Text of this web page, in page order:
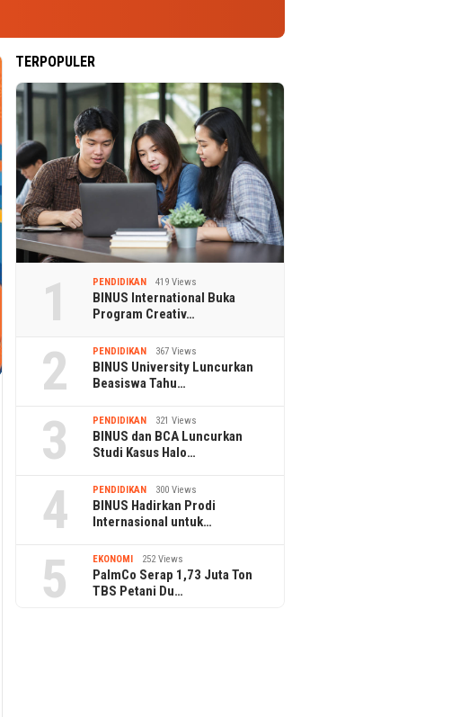
TERPOPULER
1 PENDIDIKAN 419 Views
BINUS International Buka
Program Creativ…
2 PENDIDIKAN 367 Views
BINUS University Luncurkan
Beasiswa Tahu…
3 PENDIDIKAN 321 Views
BINUS dan BCA Luncurkan
Studi Kasus Halo…
4 PENDIDIKAN 300 Views
BINUS Hadirkan Prodi
Internasional untuk…
5 EKONOMI 252 Views
PalmCo Serap 1,73 Juta Ton
TBS Petani Du…